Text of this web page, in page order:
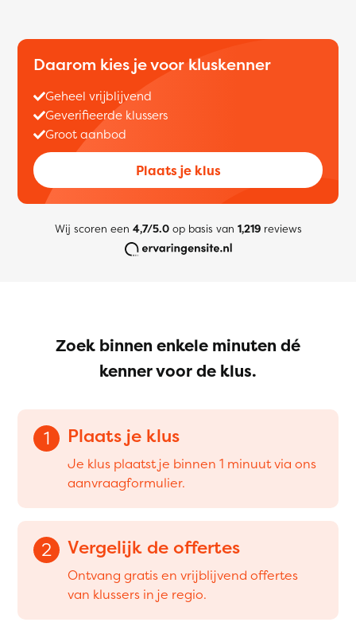
Daarom kies je voor kluskenner
Geheel vrijblijvend
Geverifieerde klussers
Groot aanbod
Plaats je klus
Wij scoren een 4,7/5.0op basis van 1,219reviews
Zoek binnen enkele minuten dé
kenner voor de klus.
1 Plaats je klus
Je klus plaatst je binnen 1 minuut via ons
aanvraagformulier.
2 Vergelijk de offertes
Ontvang gratis en vrijblijvend offertes
van klussers in je regio.